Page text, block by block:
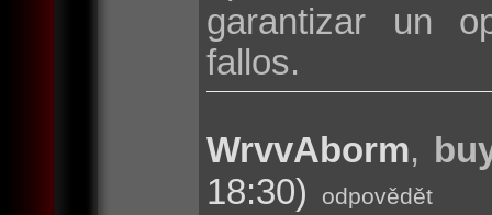
garantizar un
fallos.
WrvvAborm,
18:30)
odpovědět